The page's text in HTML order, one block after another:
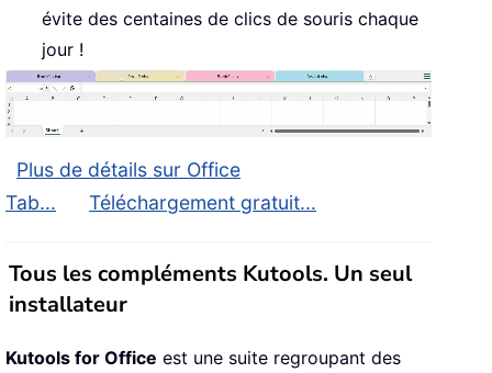
évite des centaines de clics de souris chaque
jour !
Plus de détails sur Office
Tab...
Téléchargement gratuit...
Tous les compléments Kutools. Un seul
installateur
Kutools for Office est une suite regroupant des